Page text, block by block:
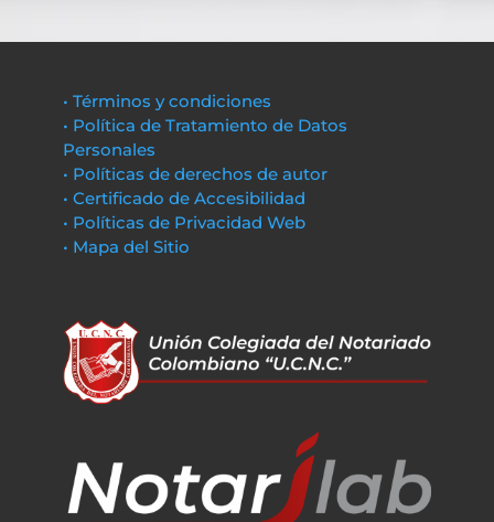
• Términos y condiciones
• Política de Tratamiento de Datos
Personales
• Políticas de derechos de autor
• Certificado de Accesibilidad
• Políticas de Privacidad Web
• Mapa del Sitio